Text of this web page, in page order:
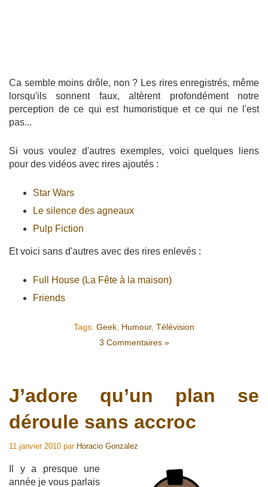
Ca semble moins drôle, non ? Les rires enregistrés, même
lorsqu'ils sonnent faux, altèrent profondément notre
perception de ce qui est humoristique et ce qui ne l'est
pas...
Si vous voulez d'autres exemples, voici quelques liens
pour des vidéos avec rires ajoutés :
Star Wars
Le silence des agneaux
Pulp Fiction
Et voici sans d'autres avec des rires enlevés :
Full House (La Fête à la maison)
Friends
Tags: Geek Humour, Télévision
3 Commentaires »
J’adore qu’un plan se
déroule sans accroc
11 janvier 2010 par Horacio Gonzalez
Il y a presque une
année je vous parlais